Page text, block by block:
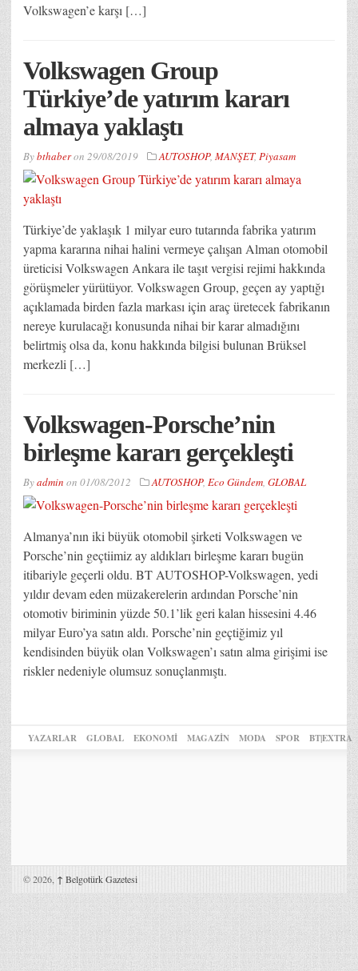
Volkswagen’e karşı […]
Volkswagen Group
Türkiye’de yatırım kararı
almaya yaklaştı
Bybthaberon 29/08/2019 AUTOSHOP, MANŞET, Piyasam
Türkiye’de yaklaşık 1 milyar euro tutarında fabrika yatırım
yapma kararına nihai halini vermeye çalışan Alman otomobil
üreticisi Volkswagen Ankara ile taşıt vergisi rejimi hakkında
görüşmeler yürütüyor. Volkswagen Group, geçen ay yaptığı
açıklamada birden fazla markası için araç üretecek fabrikanın
nereye kurulacağı konusunda nihai bir karar almadığını
belirtmiş olsa da, konu hakkında bilgisi bulunan Brüksel
merkezli […]
Volkswagen-Porsche’nin
birleşme kararı gerçekleşti
Byadmin on 01/08/2012 AUTOSHOP, Eco Gündem, GLOBAL
Almanya’nın iki büyük otomobil şirketi Volkswagen ve
Porsche’nin geçtiimiz ay aldıkları birleşme kararı bugün
itibariyle geçerli oldu. BT AUTOSHOP-Volkswagen, yedi
yıldır devam eden müzakerelerin ardından Porsche’nin
otomotiv biriminin yüzde 50.1’lik geri kalan hissesini 4.46
milyar Euro’ya satın aldı. Porsche’nin geçtiğimiz yıl
kendisinden büyük olan Volkswagen’ı satın alma girişimi ise
riskler nedeniyle olumsuz sonuçlanmıştı.
YAZARLAR GLOBAL EKONOMİ MAGAZİN MODA SPOR BT|EXTRA
© 2026, ↑ Belgotürk Gazetesi